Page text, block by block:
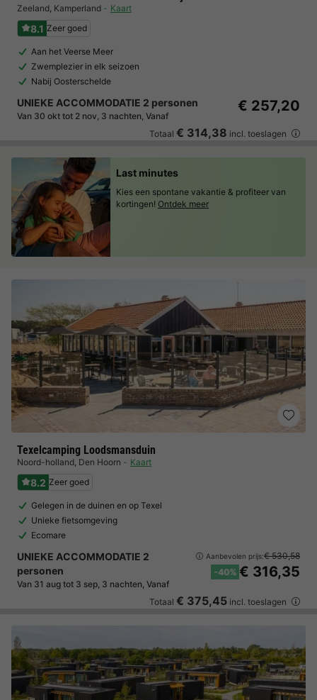
Zeeland, Kamperland Kaart
8.1 Zeer goed
Aan het Veerse Meer
Zwemplezier in elk seizoen
Nabij Oosterschelde
UNIEKE ACCOMMODATIE 2 personen
Van 30 okt tot 2 nov, 3 nachten, Vanaf
€ 257,20
Totaal € 314,38 incl. toeslagen
Texelcamping Loodsmansduin
Noord-holland, Den Hoorn Kaart
8.2 Zeer goed
Gelegen in de duinen en op Texel
Unieke fietsomgeving
Ecomare
UNIEKE ACCOMMODATIE 2
personen
Van 31 aug tot 3 sep, 3 nachten, Vanaf
Aanbevolen prijs:€ 530,58
-40% € 316,35
Totaal € 375,45 incl. toeslagen
Last minutes
Kies een spontane vakantie & profiteer van
kortingen! Ontdek meer